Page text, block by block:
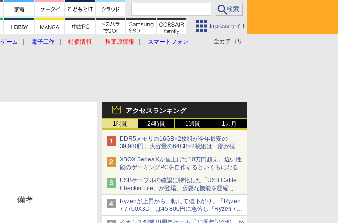
Impress サイト
全カテゴリ
ゲーム 電子工作 特価情報 秋葉原情報
スマートフォン
アクセスランキング
1時間 24時間 1週間 1カ月
DDR5メモリの16GB×2枚組が今年最安の
39,980円、大容量の64GB×2枚組は一部が続騰
[8月前半のメモリ価格]
XBOX Series Xが値上げで10万円超え。近い性
能のゲーミングPCを自作するといくらになる？
【石田賀津男の『酒の肴にPCゲーム』】
USBケーブルの確認に特化した「USB Cable
Checker Lite」が登場、必要な機能を凝縮しコ
ンパクトに 7日発売
Ryzenが上昇から一転して値下がり、「Ryzen
7 7700X3D」は45,800円に急落し「Ryzen 7
7800X3D」との価格逆転解消 [8月前半のCPU
備考